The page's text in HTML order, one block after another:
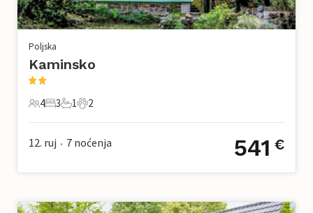
Poljska
Kaminsko
4 Gosti
4
3 Spavaće sobe
3
1 Kupaonica
1
2 Kućni ljubimac
2
12. ruj • 7 noćenja 541 €